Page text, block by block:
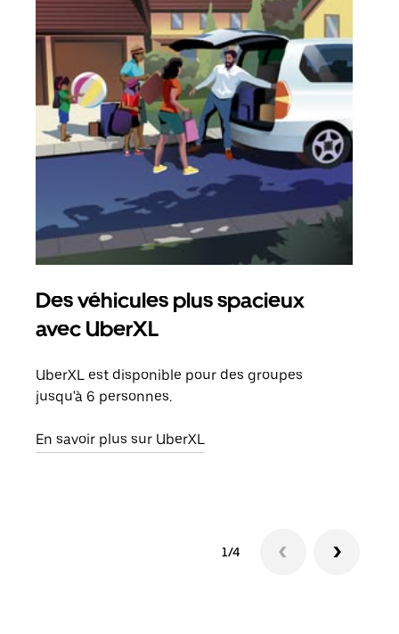
Des véhicules plus spacieux
avec UberXL
UberXL est disponible pour des groupes
jusqu'à 6 personnes.
En savoir plus sur UberXL
1/4